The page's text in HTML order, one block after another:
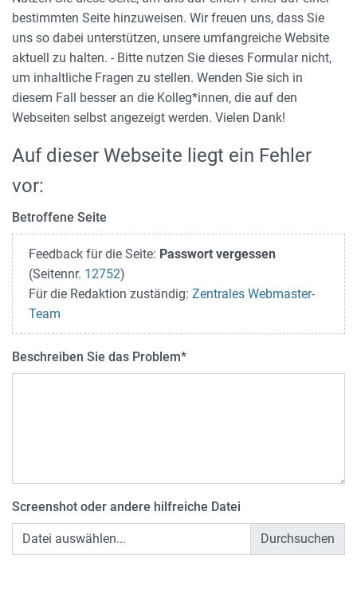
bestimmten Seite hinzuweisen. Wir freuen uns, dass Sie
uns so dabei unterstützen, unsere umfangreiche Website
aktuell zu halten. - Bitte nutzen Sie dieses Formular nicht,
um inhaltliche Fragen zu stellen. Wenden Sie sich in
diesem Fall besser an die Kolleg*innen, die auf den
Webseiten selbst angezeigt werden. Vielen Dank!
Auf dieser Webseite liegt ein Fehler
vor:
Betroffene Seite
Feedback für die Seite: Passwort vergessen
(Seitennr. 12752)
Für die Redaktion zuständig: Zentrales Webmaster-
Team
Beschreiben Sie das Problem*
Screenshot oder andere hilfreiche Datei
Datei auswählen...